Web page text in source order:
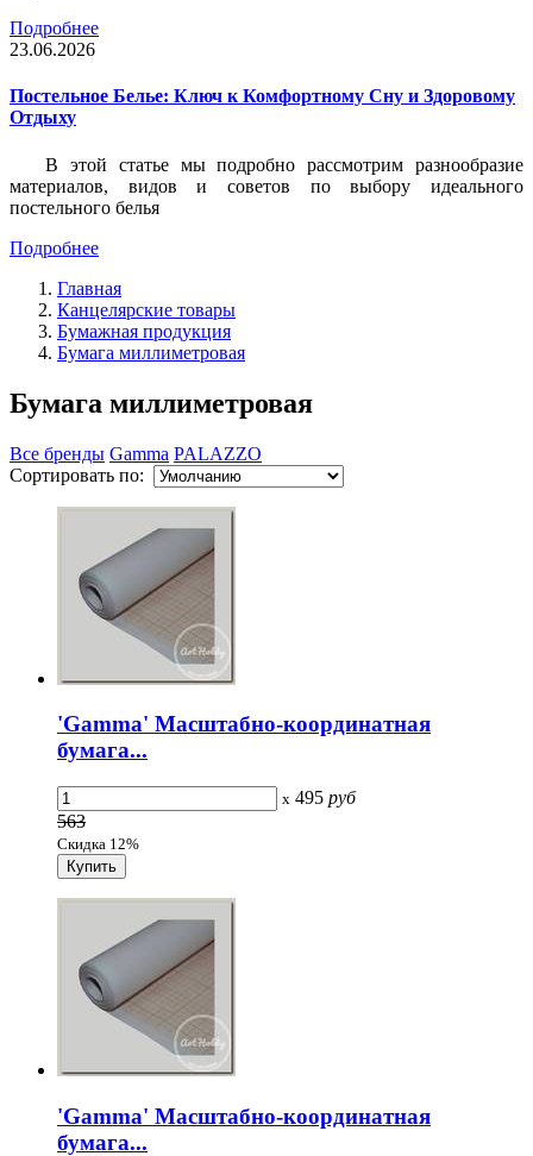
Подробнее
23.06.2026
Постельное Белье: Ключ к Комфортному Сну и Здоровому
Отдыху
В этой статье мы подробно рассмотрим разнообразие
материалов, видов и советов по выбору идеального
постельного белья
Подробнее
Главная
Канцелярские товары
Бумажная продукция
Бумага миллиметровая
Бумага миллиметровая
Все бренды Gamma PALAZZO
Сортировать по:
'Gamma' Масштабно-координатная
бумага...
x 495 руб
563
Скидка 12%
'Gamma' Масштабно-координатная
бумага...